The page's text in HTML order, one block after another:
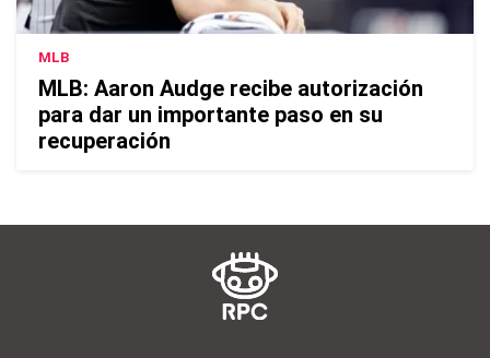
MLB
MLB: Aaron Audge recibe autorización
para dar un importante paso en su
recuperación